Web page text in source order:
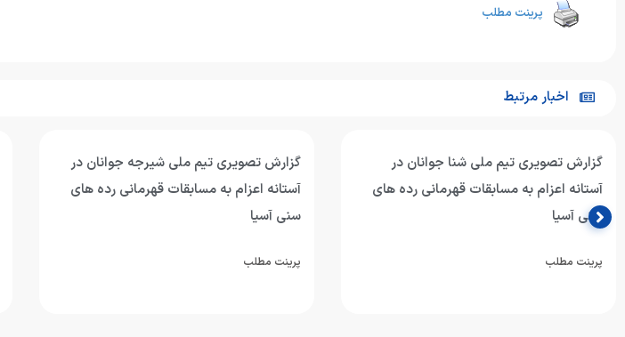
پرینت مطلب
اخبار مرتبط
گزارش تصویری تیم ملی شیرجه جوانان در
آستانه اعزام به مسابقات قهرمانی رده های
سنی آسیا
پرینت مطلب
گزارش تصویری تیم‌ملی واترپلو جوانان در
آستانه اعزام به مسابقات قهرمانی رده های
سنی آسیا
پرینت مطلب